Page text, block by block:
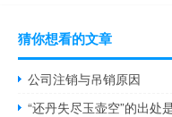
猜你想看的文章
公司注销与吊销原因
“还丹失尽玉壶空”的出处